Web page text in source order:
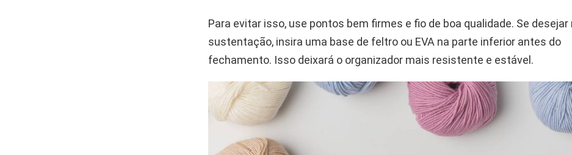
Para evitar isso, use pontos bem firmes e fio de boa qualidade. Se desejar
sustentação, insira uma base de feltro ou EVA na parte inferior antes do
fechamento. Isso deixará o organizador mais resistente e estável.